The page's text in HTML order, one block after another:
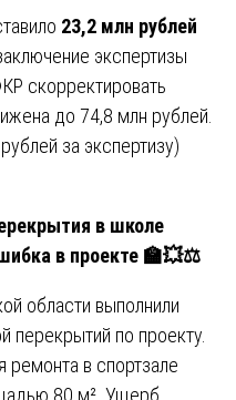
23,2 млн рублей
экспертизы
скорректировать
до 74,8 млн рублей.
за экспертизу)
в школе
в проекте 🏫💥⚖️
области выполнили
перекрытий по проекту.
в спортзале
80 м². Ущерб